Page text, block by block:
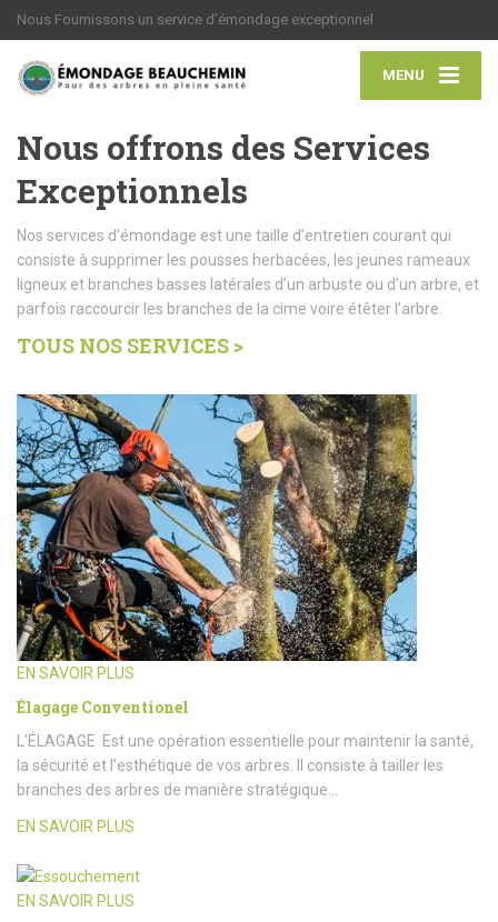
Nous Fournissons un service d’émondage exceptionnel
MENU
Nous offrons des Services
Exceptionnels
Nos services d’émondage est une taille d’entretien courant qui
consiste à supprimer les pousses herbacées, les jeunes rameaux
ligneux et branches basses latérales d’un arbuste ou d’un arbre, et
parfois raccourcir les branches de la cime voire étêter l’arbre.
TOUS NOS SERVICES >
EN SAVOIR PLUS
Élagage Conventionel
L’ÉLAGAGE Est une opération essentielle pour maintenir la santé,
la sécurité et l’esthétique de vos arbres. Il consiste à tailler les
branches des arbres de manière stratégique…
EN SAVOIR PLUS
EN SAVOIR PLUS